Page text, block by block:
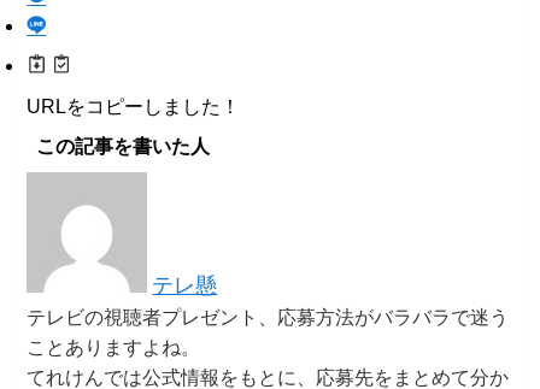
URLをコピーしました！
この記事を書いた人
テレ懸
テレビの視聴者プレゼント、応募方法がバラバラで迷う
ことありますよね。
てれけんでは公式情報をもとに、応募先をまとめて分か